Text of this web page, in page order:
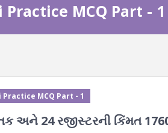
MCQ Part - 1
MCQ Part - 1
અને 24 રજીસ્ટરની કિંમત